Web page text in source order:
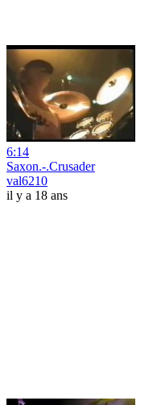
6:14
Saxon.-.Crusader
val6210
il y a 18 ans